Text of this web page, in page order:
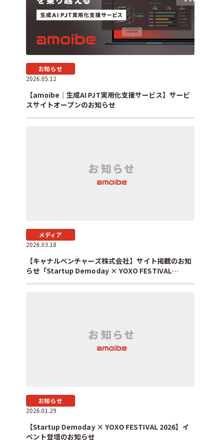
お知らせ
2026.05.12
【amoibe｜生成AI PJT実用化支援サービス】サービ
スサイトオープンのお知らせ
メディア
2026.03.18
【キャナルベンチャーズ株式会社】サイト掲載のお知
らせ「Startup Demoday × YOXO FESTIVAL
お知らせ
2026.01.29
【Startup Demoday × YOXO FESTIVAL 2026】イ
ベント登壇のお知らせ